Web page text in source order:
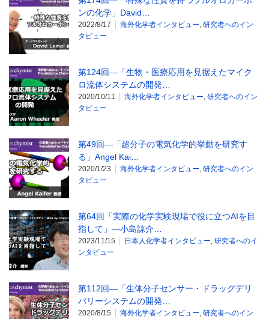
ンの化学」David…
2022/8/17 海外化学者インタビュー 研究者へのイン
タビュー
第124回―「生物・医療応用を見据えたマイク
ロ流体システムの開発…
2020/10/11 海外化学者インタビュー 研究者へのイン
タビュー
第49回―「超分子の電気化学的挙動を研究す
る」Angel Kai…
2020/1/23 海外化学者インタビュー 研究者へのイン
タビュー
第64回「実際の化学実験現場で役に立つAIを目
指して」―小島諒介…
2023/11/15 日本人化学者インタビュー 研究者へのイ
ンタビュー
第112回―「生体分子センサー・ドラッグデリ
バリーシステムの開発…
2020/8/15 海外化学者インタビュー 研究者へのイン